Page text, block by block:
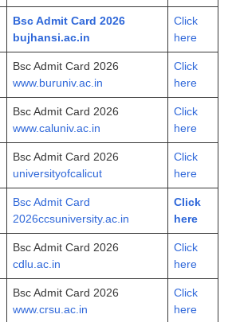
Bsc Admit Card 2026
bujhansi.ac.in
Click
here
Bsc Admit Card 2026
www.buruniv.ac.in
Click
here
Bsc Admit Card 2026
www.caluniv.ac.in
Click
here
Bsc Admit Card 2026
universityofcalicut
Click
here
Bsc Admit Card
2026ccsuniversity.ac.in
Click
here
Bsc Admit Card 2026
cdlu.ac.in
Click
here
Bsc Admit Card 2026
www.crsu.ac.in
Click
here